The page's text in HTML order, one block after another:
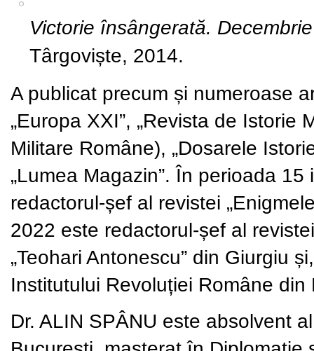
Victorie însângerată.
Târgoviște, 2014.
A publicat precum și numeroase
„Europa XXI”, „Revista de Istorie
Militare Române), „Dosarele
„Lumea Magazin”. În perioada
redactorul-șef al revistei
2022 este redactorul-șef al
„Teohari Antonescu” din Giurgiu
Institutului Revoluției Române
Dr. ALIN SPÂNU este absolvent